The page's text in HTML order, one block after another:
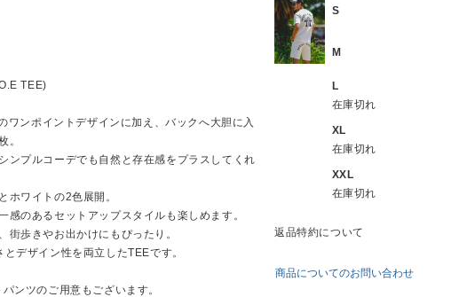
TEE)
ワンポイントデザインに加え、バックへ大胆に入
。
ンプルコーデでも自然と存在感をプラスしてくれ
ホワイトの2色展開。
感のあるセットアップスタイルも楽しめます。
街歩きやお出かけにもぴったり。
デザイン性を両立したTEEです。
ンツのご用意もございます。
S
M
L
在庫切れ
XL
在庫切れ
XXL
在庫切れ
返品特約について
商品についてのお問い合わせ